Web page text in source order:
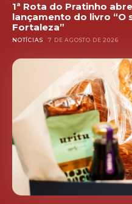
1ª Rota do Pratinho
lançamento do livro “O
Fortaleza”
NOTÍCIAS 7 DE AGOSTO DE 2026